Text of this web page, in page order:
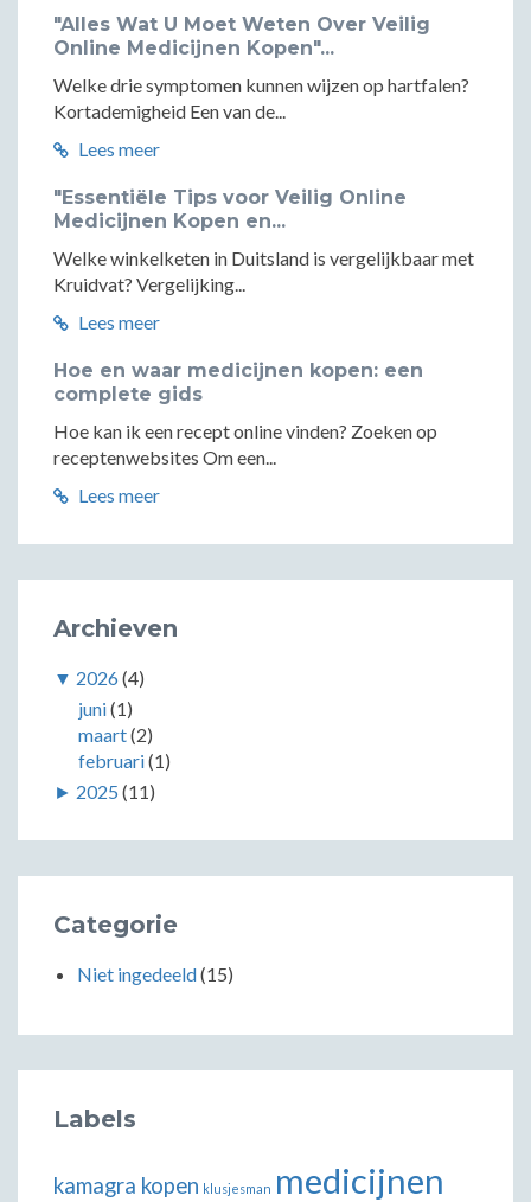
"Alles Wat U Moet Weten Over Veilig
Online Medicijnen Kopen"...
Welke drie symptomen kunnen wijzen op hartfalen?
Kortademigheid Een van de...
Lees meer
"Essentiële Tips voor Veilig Online
Medicijnen Kopen en...
Welke winkelketen in Duitsland is vergelijkbaar met
Kruidvat? Vergelijking...
Lees meer
Hoe en waar medicijnen kopen: een
complete gids
Hoe kan ik een recept online vinden? Zoeken op
receptenwebsites Om een...
Lees meer
Archieven
▼ 2026(4)
juni(1)
maart(2)
februari(1)
► 2025 (11)
Categorie
Niet ingedeeld(15)
Labels
kamagra kopen klusjesman medicijnen